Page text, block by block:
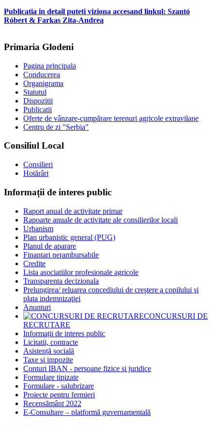
Publicatia in detail puteti viziona accesand linkul: Szantó
Róbert & Farkas Zita-Andrea
Primaria Glodeni
Pagina principala
Conducerea
Organigrama
Statutul
Dispozitii
Publicatii
Oferte de vânzare-cumpărare terenuri agricole extravilane
Centru de zi "Serbia"
Consiliul Local
Consilieri
Hotărâri
Informații de interes public
Raport anual de activitate primar
Rapoarte anuale de activitate ale consilierilor locali
Urbanism
Plan urbanistic general (PUG)
Planul de aparare
Finantari nerambursabile
Credite
Lista asociatiilor profesionale agricole
Transparenta decizionala
Prelungirea/ reluarea concediului de creştere a copilului şi
plata indemnizaţiei
Anunturi
CONCURSURI DE
RECRUTARE
Informații de interes public
Licitatii, contracte
Asistență socială
Taxe si impozite
Conturi IBAN - persoane fizice si juridice
Formulare tipizate
Formulare - salubrizare
Proiecte pentru fermieri
Recensământ 2022
E-Consultare – platformă guvernamentală